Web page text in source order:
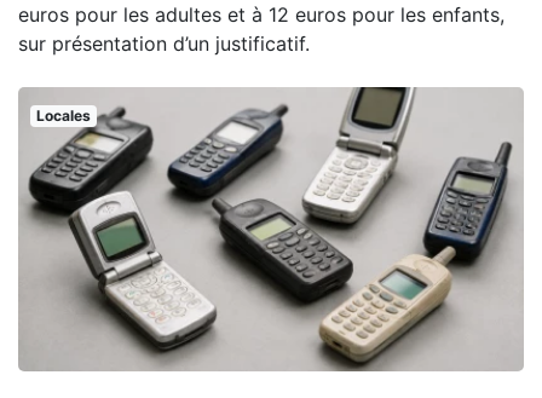
euros pour les adultes et à 12 euros pour les enfants,
sur présentation d’un justificatif.
Locales